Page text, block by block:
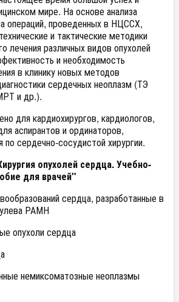
мире. На основе анализа
операций, проведенных в НЦССХ,
и тактические методики
лечения различных видов опухолей
и необходимость
в клинику новых методов
сердечных неоплазм (ТЭ
и др.).
для кардиохирургов, кардиологов,
аспирантов и ординаторов,
сердечно-сосудистой хирургии.
опухолей сердца. Учебно-
для врачей"
сердца, разработанные в
РАМН
опухоли сердца
немиксоматозные неоплазмы